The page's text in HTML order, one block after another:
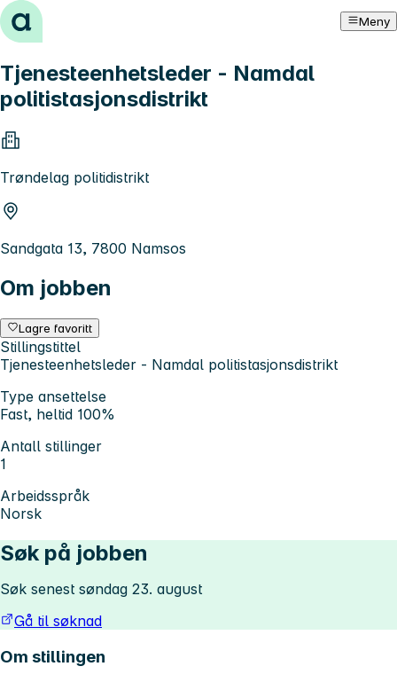
Hopp til innhold Meny
Tjenesteenhetsleder - Namdal
politistasjonsdistrikt
Trøndelag politidistrikt
Sandgata 13, 7800 Namsos
Om jobben
Lagre favoritt
Stillingstittel
Tjenesteenhetsleder - Namdal politistasjonsdistrikt
Type ansettelse
Fast, heltid 100%
Antall stillinger
1
Arbeidsspråk
Norsk
Søk på jobben
Søk senest søndag 23. august
Gå til søknad
Om stillingen